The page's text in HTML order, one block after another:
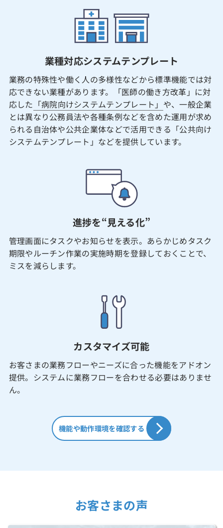
業種対応システムテンプレート
業務の特殊性や働く人の多様性などから標準機能では対
応できない業種があります。「医師の働き方改革」に対
応した 「病院向けシステムテンプレート」 や、一般企業
とは異なり公務員法や各種条例などを含めた運用が求め
られる自治体や公共企業体などで活用できる「公共向け
システムテンプレート」などを提供しています。
進捗を“見える化”
管理画面にタスクやお知らせを表示。あらかじめタスク
期限やルーチン作業の実施時期を登録しておくことで、
ミスを減らします。
カスタマイズ可能
お客さまの業務フローやニーズに合った機能をアドオン
提供。システムに業務フローを合わせる必要はありませ
ん。
機能や動作環境を確認する
お客さまの声